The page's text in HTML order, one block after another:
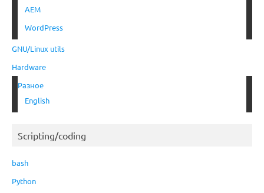
AEM
WordPress
GNU/Linux utils
Hardware
Разное
English
Scripting/coding
bash
Python